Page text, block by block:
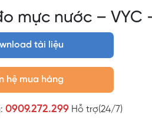
mực nước – VYC
tài liệu
hệ mua hàng
0909.272.299Hỗ trợ(24/7)